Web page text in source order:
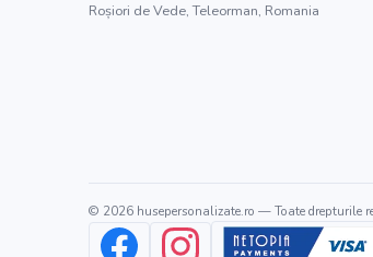
Roșiori de Vede,Teleorman, Romania
© 2026 husepersonalizate.ro — Toate drepturile